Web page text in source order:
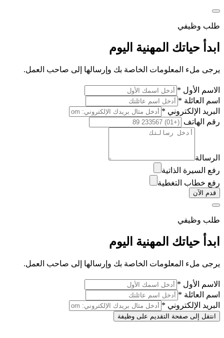
طلب وظيفي
ابدأ حياتك المهنية اليوم
يرجى ملء المعلومات الخاصة بك وإرسالها إلى صاحب العمل.
الاسم الأول *
اسم العائلة *
البريد الإلكتروني *
رقم الهاتف
الرسالة
رفع السيرة الذاتية
رفع خطاب التغطية
قدم الآن
طلب وظيفي
ابدأ حياتك المهنية اليوم
يرجى ملء المعلومات الخاصة بك وإرسالها إلى صاحب العمل.
الاسم الأول *
اسم العائلة *
البريد الإلكتروني *
انتقل إلى صفحة التقديم على وظيفة